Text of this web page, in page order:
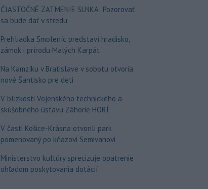
ČIASTOČNÉ ZATMENIE SLNKA: Pozorovať
sa bude dať v stredu
Prehliadka Smoleníc predstaví hradisko,
zámok i prírodu Malých Karpát
Na Kamzíku v Bratislave v sobotu otvoria
nové Šantisko pre deti
V blízkosti Vojenského technického a
skúšobného ústavu Záhorie HORÍ
V časti Košice-Krásna otvorili park
pomenovaný po kňazovi Semivanovi
Ministerstvo kultúry sprecizuje opatrenie
ohľadom poskytovania dotácií